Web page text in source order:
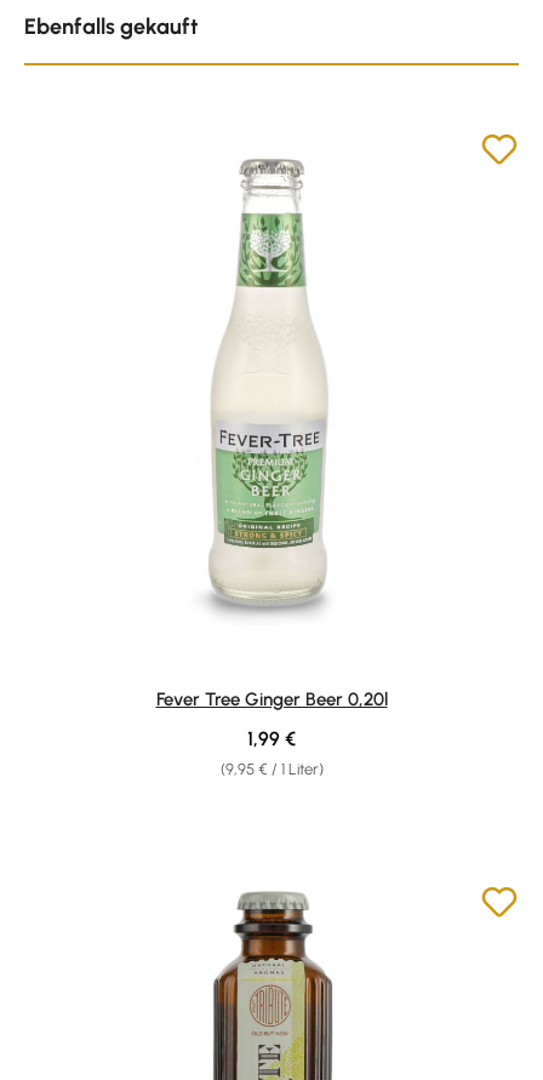
Ebenfalls gekauft
Fever Tree Ginger Beer 0,20l
(9,95 € / 1 Liter)
Regulärer Preis:
1,99 €